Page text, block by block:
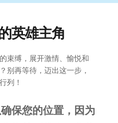
英雄主角
束缚，展开激情、愉悦和
别再等待，迈出这一步，
列！
保您的位置，因为